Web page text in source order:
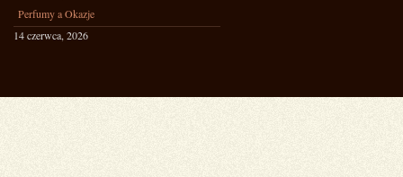
Perfumy a Okazje
14 czerwca, 2026